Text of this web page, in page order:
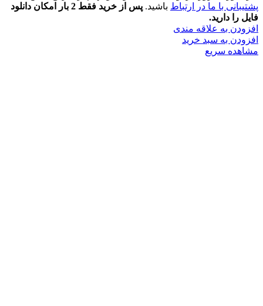
پشتیبانی با ما در ارتباط باشید.
پس از خرید فقط 2 بار امکان دانلود
فایل را دارید.
افزودن به علاقه مندی
افزودن به سبد خرید
مشاهده سریع